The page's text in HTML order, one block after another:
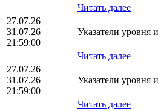
Читать далее
27.07.26
31.07.26
21:59:00
Указатели уровня
Читать далее
27.07.26
31.07.26
21:59:00
Указатели уровня
Читать далее